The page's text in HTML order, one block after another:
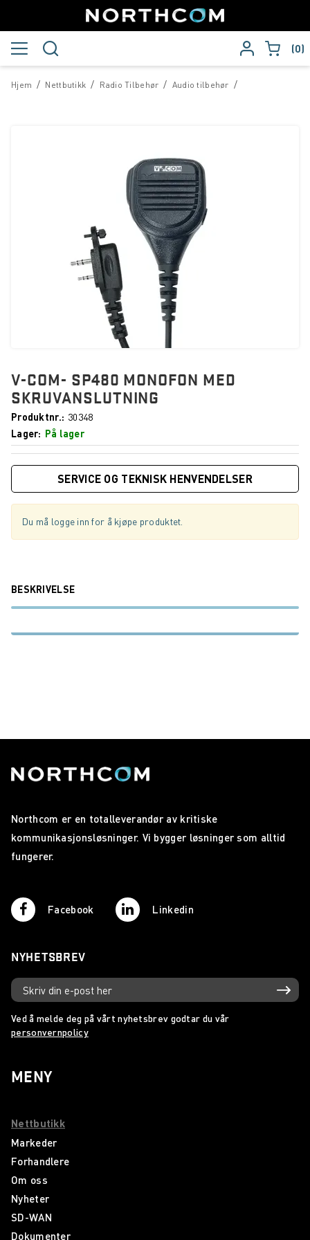
0
/
Hjem /
Nettbutikk /
Radio Tilbehør /
Audio tilbehør
V-COM- SP480 MONOFON MED
SKRUVANSLUTNING
Produktnr.
30348
Lager
På lager
SERVICE OG TEKNISK HENVENDELSER
Du må logge inn for å kjøpe produktet.
BESKRIVELSE
Northcom er en totalleverandør av kritiske
kommunikasjonsløsninger. Vi bygger løsninger som alltid
fungerer.
Facebook Linkedin
NYHETSBREV
Ved å melde deg på vårt nyhetsbrev godtar du vår
personvernpolicy
MENY
Nettbutikk
Markeder
Forhandlere
Om oss
Nyheter
SD-WAN
Dokumenter